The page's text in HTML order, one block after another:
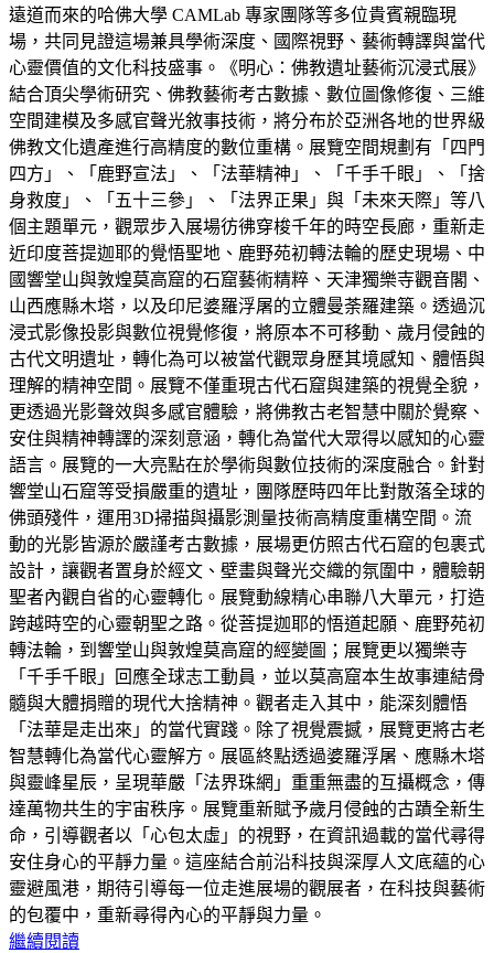
遠道而來的哈佛大學 CAMLab 專家團隊等多位貴賓親臨現
場，共同見證這場兼具學術深度、國際視野、藝術轉譯與當代
心靈價值的文化科技盛事。《明心：佛教遺址藝術沉浸式展》
結合頂尖學術研究、佛教藝術考古數據、數位圖像修復、三維
空間建模及多感官聲光敘事技術，將分布於亞洲各地的世界級
佛教文化遺產進行高精度的數位重構。展覽空間規劃有「四門
四方」、「鹿野宣法」、「法華精神」、「千手千眼」、「捨
身救度」、「五十三參」、「法界正果」與「未來天際」等八
個主題單元，觀眾步入展場彷彿穿梭千年的時空長廊，重新走
近印度菩提迦耶的覺悟聖地、鹿野苑初轉法輪的歷史現場、中
國響堂山與敦煌莫高窟的石窟藝術精粹、天津獨樂寺觀音閣、
山西應縣木塔，以及印尼婆羅浮屠的立體曼荼羅建築。透過沉
浸式影像投影與數位視覺修復，將原本不可移動、歲月侵蝕的
古代文明遺址，轉化為可以被當代觀眾身歷其境感知、體悟與
理解的精神空間。展覽不僅重現古代石窟與建築的視覺全貌，
更透過光影聲效與多感官體驗，將佛教古老智慧中關於覺察、
安住與精神轉譯的深刻意涵，轉化為當代大眾得以感知的心靈
語言。展覽的一大亮點在於學術與數位技術的深度融合。針對
響堂山石窟等受損嚴重的遺址，團隊歷時四年比對散落全球的
佛頭殘件，運用3D掃描與攝影測量技術高精度重構空間。流
動的光影皆源於嚴謹考古數據，展場更仿照古代石窟的包裹式
設計，讓觀者置身於經文、壁畫與聲光交織的氛圍中，體驗朝
聖者內觀自省的心靈轉化。展覽動線精心串聯八大單元，打造
跨越時空的心靈朝聖之路。從菩提迦耶的悟道起願、鹿野苑初
轉法輪，到響堂山與敦煌莫高窟的經變圖；展覽更以獨樂寺
「千手千眼」回應全球志工動員，並以莫高窟本生故事連結骨
髓與大體捐贈的現代大捨精神。觀者走入其中，能深刻體悟
「法華是走出來」的當代實踐。除了視覺震撼，展覽更將古老
智慧轉化為當代心靈解方。展區終點透過婆羅浮屠、應縣木塔
與靈峰星辰，呈現華嚴「法界珠網」重重無盡的互攝概念，傳
達萬物共生的宇宙秩序。展覽重新賦予歲月侵蝕的古蹟全新生
命，引導觀者以「心包太虛」的視野，在資訊過載的當代尋得
安住身心的平靜力量。這座結合前沿科技與深厚人文底蘊的心
靈避風港，期待引導每一位走進展場的觀展者，在科技與藝術
的包覆中，重新尋得內心的平靜與力量。
繼續閱讀